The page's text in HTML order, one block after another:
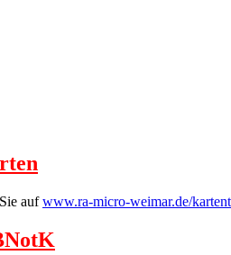
aufwww.ra-micro-weimar.de/